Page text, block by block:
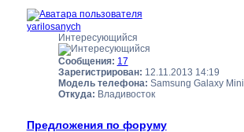
yarilosanych
Интересующийся
Сообщения: 17
Зарегистрирован: 12.11.2013 14:19
Модель телефона: Samsung Galaxy Mini
Откуда: Владивосток
Предложения по форуму